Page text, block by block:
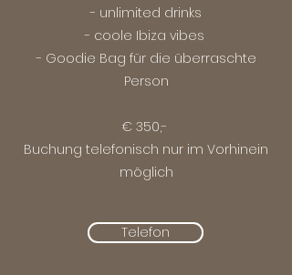
- unlimited drinks
- coole Ibiza vibes
- Goodie Bag für die überraschte
Person
€ 350,-
Buchung telefonisch nur im Vorhinein
möglich
Telefon